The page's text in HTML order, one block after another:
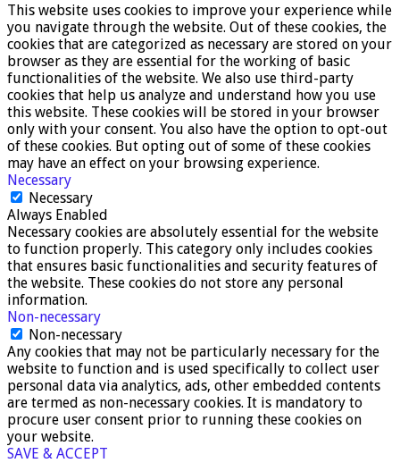
This website uses cookies to improve your experience while
you navigate through the website. Out of these cookies, the
cookies that are categorized as necessary are stored on your
browser as they are essential for the working of basic
functionalities of the website. We also use third-party
cookies that help us analyze and understand how you use
this website. These cookies will be stored in your browser
only with your consent. You also have the option to opt-out
of these cookies. But opting out of some of these cookies
may have an effect on your browsing experience.
Necessary
Necessary
Always Enabled
Necessary cookies are absolutely essential for the website
to function properly. This category only includes cookies
that ensures basic functionalities and security features of
the website. These cookies do not store any personal
information.
Non-necessary
Non-necessary
Any cookies that may not be particularly necessary for the
website to function and is used specifically to collect user
personal data via analytics, ads, other embedded contents
are termed as non-necessary cookies. It is mandatory to
procure user consent prior to running these cookies on
your website.
SAVE & ACCEPT